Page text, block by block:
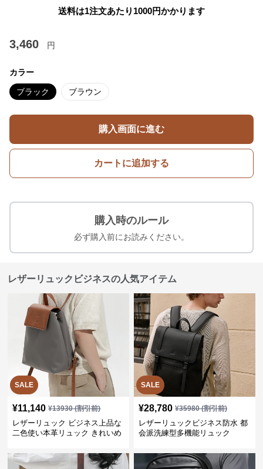
送料は1注文あたり 1000円かかります
3,460 円
カラー
ブラック ブラウン
購入画面に進む
カートに追加する
購入時のルール
必ず購入前にお読みください。
レザーリュックビジネスの人気アイテム
SALE
¥11,140 ¥13930(割引前)
レザーリュック ビジネス上品な
二色使い本革リュック きれいめ
SALE
¥28,780 ¥35980(割引前)
レザーリュックビジネス防水 都
会派洗練型多機能リュック